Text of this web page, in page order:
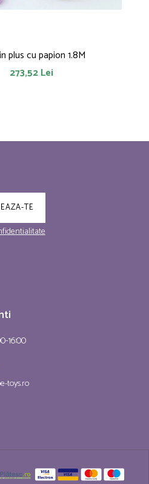
plus cu papion 1.8M
273,52 Lei
16:00
toys.ro